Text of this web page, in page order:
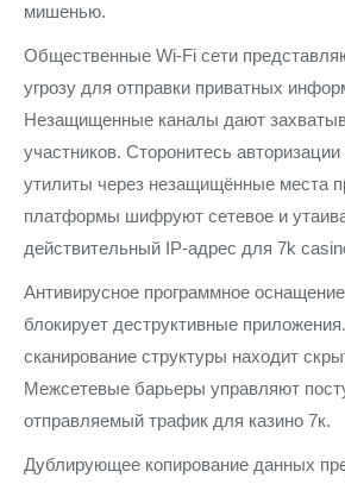
мишенью.
Общественные Wi-Fi сети
угрозу для отправки приватных
Незащищенные каналы дают
участников. Сторонитесь
утилиты через незащищённые места
платформы шифруют сетевое и
действительный IP-адрес для 7k
Антивирусное программное
блокирует деструктивные
сканирование структуры находит
Межсетевые барьеры управляют
отправляемый трафик для казино 7к.
Дублирующее копирование данных